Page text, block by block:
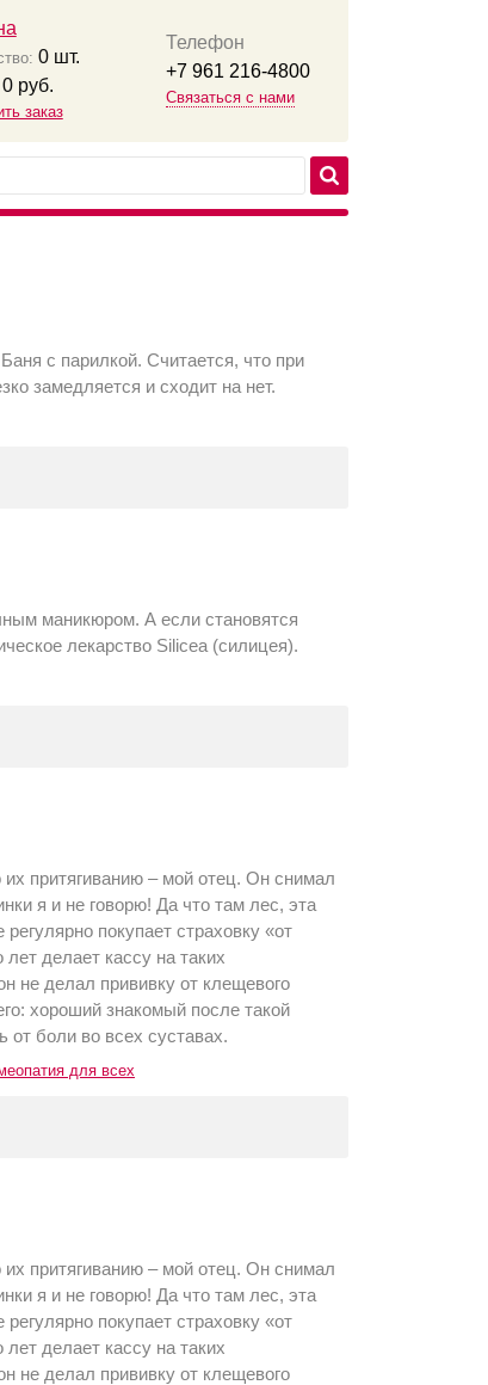
0шт.
0руб.
заказ
Телефон
+7 961 216-4800
Связаться с нами
с парилкой. Считается, что при
замедляется и сходит на нет.
маникюром. А если становятся
лекарство Silicea (силицея).
притягиванию – мой отец. Он снимал
я и не говорю! Да что там лес, эта
покупает страховку «от
лет делает кассу на таких
не делал прививку от клещевого
хороший знакомый после такой
от боли во всех суставах.
для всех
притягиванию – мой отец. Он снимал
я и не говорю! Да что там лес, эта
покупает страховку «от
лет делает кассу на таких
не делал прививку от клещевого